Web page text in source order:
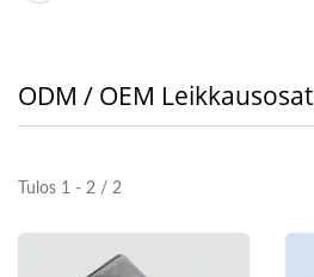
ODM / OEM Leikkausosat
Tulos 1 - 2 / 2